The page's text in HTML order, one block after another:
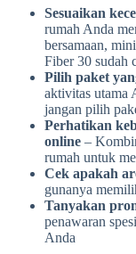
Sesuaikan
rumah Anda
bersamaan,
Fiber 30 sudah
Pilih paket
aktivitas utama
jangan pilih
Perhatikan
online –
rumah untuk
Cek apakah
gunanya
Tanyakan
penawaran
Anda